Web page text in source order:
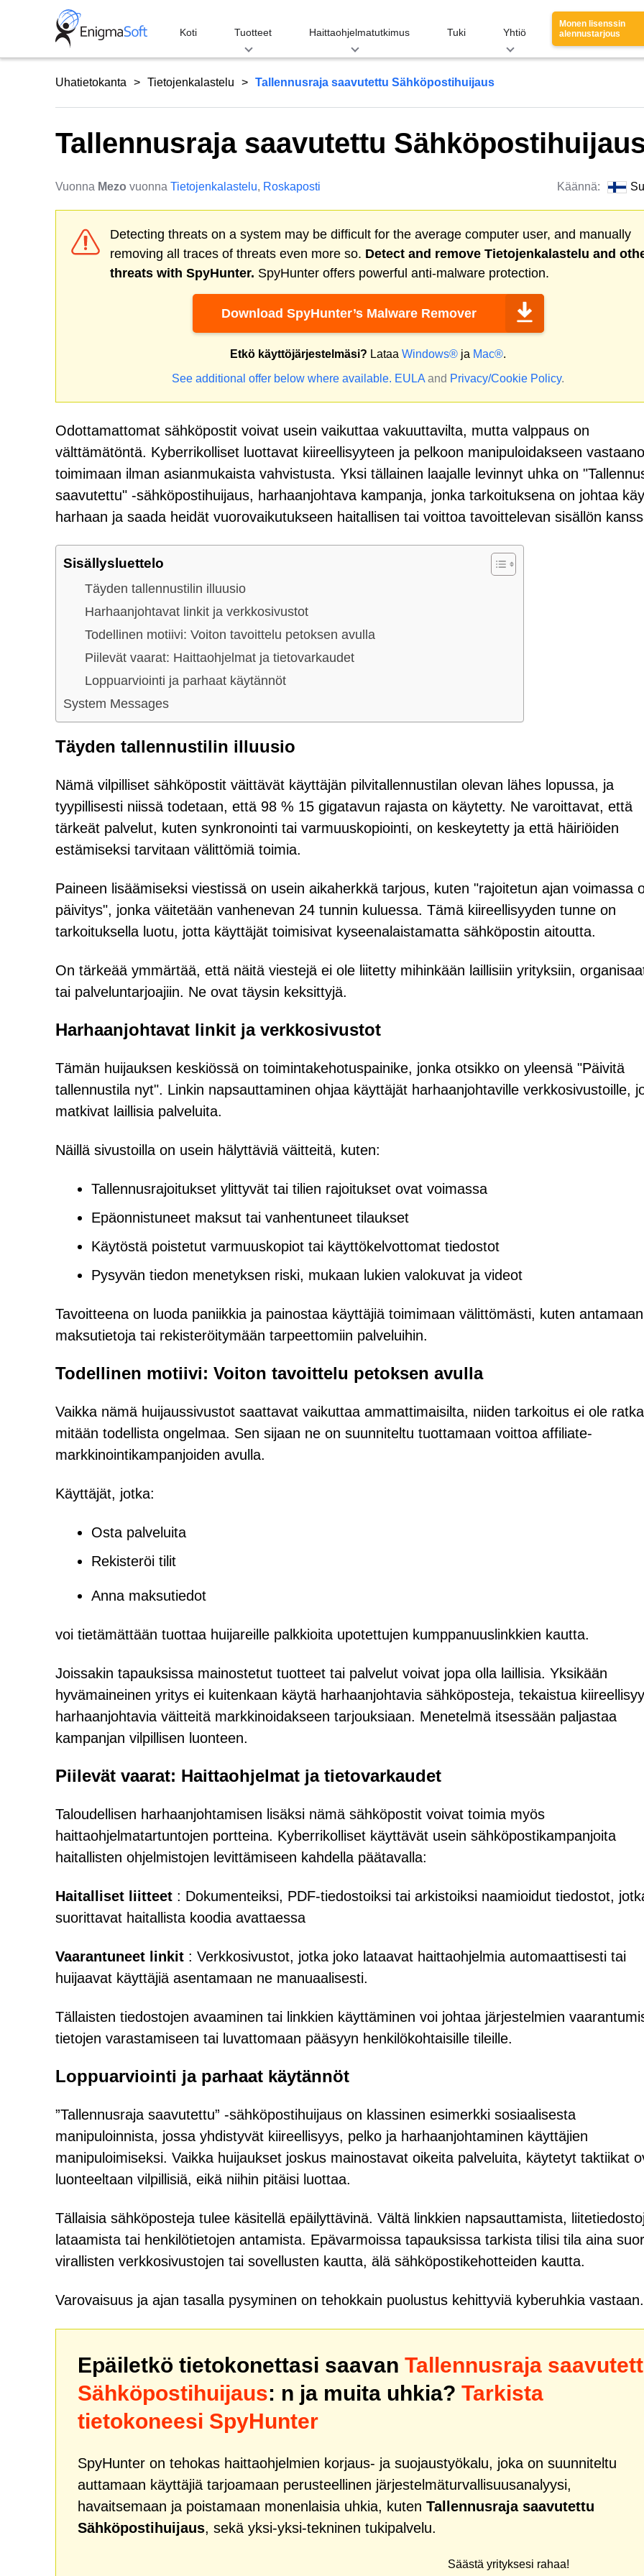
Koti Tuotteet Haittaohjelmatutkimus Tuki Yhtiö
Monen lisenssin
alennustarjous
Uhatietokanta Tietojenkalastelu Tallennusraja saavutettu Sähköpostihuijaus
Tallennusraja saavutettu
Vuonna Mezo vuonna Tietojenkalastelu, Roskaposti Käännä:
Detecting threats on a system may be difficult for the average computer user, and manually
removing all traces of threats even more so. Detect and remove Tietojenkalastelu and
threats with SpyHunter. SpyHunter offers powerful anti-malware protection.
Download SpyHunter’s Malware Remover
Etkö käyttöjärjestelmäsi? Lataa Windows® ja Mac®.
See additional offer below where available. EULA and Privacy/Cookie Policy.
Odottamattomat sähköpostit voivat usein vaikuttaa vakuuttavilta, mutta valppaus on
välttämätöntä. Kyberrikolliset luottavat kiireellisyyteen ja pelkoon manipuloidakseen
toimimaan ilman asianmukaista vahvistusta. Yksi tällainen laajalle levinnyt uhka on
saavutettu" -sähköpostihuijaus, harhaanjohtava kampanja, jonka tarkoituksena on johtaa
harhaan ja saada heidät vuorovaikutukseen haitallisen tai voittoa tavoittelevan sisällön
Sisällysluettelo
Täyden tallennustilin illuusio
Harhaanjohtavat linkit ja verkkosivustot
Todellinen motiivi: Voiton tavoittelu petoksen avulla
Piilevät vaarat: Haittaohjelmat ja tietovarkaudet
Loppuarviointi ja parhaat käytännöt
System Messages
Täyden tallennustilin illuusio
Nämä vilpilliset sähköpostit väittävät käyttäjän pilvitallennustilan olevan lähes lopussa, ja
tyypillisesti niissä todetaan, että 98 % 15 gigatavun rajasta on käytetty. Ne varoittavat, että
tärkeät palvelut, kuten synkronointi tai varmuuskopiointi, on keskeytetty ja että häiriöiden
estämiseksi tarvitaan välittömiä toimia.
Paineen lisäämiseksi viestissä on usein aikaherkkä tarjous, kuten "rajoitetun ajan voimassa
päivitys", jonka väitetään vanhenevan 24 tunnin kuluessa. Tämä kiireellisyyden tunne on
tarkoituksella luotu, jotta käyttäjät toimisivat kyseenalaistamatta sähköpostin aitoutta.
On tärkeää ymmärtää, että näitä viestejä ei ole liitetty mihinkään laillisiin yrityksiin,
tai palveluntarjoajiin. Ne ovat täysin keksittyjä.
Harhaanjohtavat linkit ja verkkosivustot
Tämän huijauksen keskiössä on toimintakehotuspainike, jonka otsikko on yleensä "Päivitä
tallennustila nyt". Linkin napsauttaminen ohjaa käyttäjät harhaanjohtaville verkkosivustoille,
matkivat laillisia palveluita.
Näillä sivustoilla on usein hälyttäviä väitteitä, kuten:
Tallennusrajoitukset ylittyvät tai tilien rajoitukset ovat voimassa
Epäonnistuneet maksut tai vanhentuneet tilaukset
Käytöstä poistetut varmuuskopiot tai käyttökelvottomat tiedostot
Pysyvän tiedon menetyksen riski, mukaan lukien valokuvat ja videot
Tavoitteena on luoda paniikkia ja painostaa käyttäjiä toimimaan välittömästi, kuten antamaan
maksutietoja tai rekisteröitymään tarpeettomiin palveluihin.
Todellinen motiivi: Voiton tavoittelu petoksen avulla
Vaikka nämä huijaussivustot saattavat vaikuttaa ammattimaisilta, niiden tarkoitus ei ole
mitään todellista ongelmaa. Sen sijaan ne on suunniteltu tuottamaan voittoa affiliate-
markkinointikampanjoiden avulla.
Käyttäjät, jotka:
Osta palveluita
Rekisteröi tilit
Anna maksutiedot
voi tietämättään tuottaa huijareille palkkioita upotettujen kumppanuuslinkkien kautta.
Joissakin tapauksissa mainostetut tuotteet tai palvelut voivat jopa olla laillisia. Yksikään
hyvämaineinen yritys ei kuitenkaan käytä harhaanjohtavia sähköposteja, tekaistua
harhaanjohtavia väitteitä markkinoidakseen tarjouksiaan. Menetelmä itsessään paljastaa
kampanjan vilpillisen luonteen.
Piilevät vaarat: Haittaohjelmat ja tietovarkaudet
Taloudellisen harhaanjohtamisen lisäksi nämä sähköpostit voivat toimia myös
haittaohjelmatartuntojen portteina. Kyberrikolliset käyttävät usein sähköpostikampanjoita
haitallisten ohjelmistojen levittämiseen kahdella päätavalla:
Haitalliset liitteet : Dokumenteiksi, PDF-tiedostoiksi tai arkistoiksi naamioidut tiedostot,
suorittavat haitallista koodia avattaessa
Vaarantuneet linkit : Verkkosivustot, jotka joko lataavat haittaohjelmia automaattisesti tai
huijaavat käyttäjiä asentamaan ne manuaalisesti.
Tällaisten tiedostojen avaaminen tai linkkien käyttäminen voi johtaa järjestelmien
tietojen varastamiseen tai luvattomaan pääsyyn henkilökohtaisille tileille.
Loppuarviointi ja parhaat käytännöt
”Tallennusraja saavutettu” -sähköpostihuijaus on klassinen esimerkki sosiaalisesta
manipuloinnista, jossa yhdistyvät kiireellisyys, pelko ja harhaanjohtaminen käyttäjien
manipuloimiseksi. Vaikka huijaukset joskus mainostavat oikeita palveluita, käytetyt taktiikat
luonteeltaan vilpillisiä, eikä niihin pitäisi luottaa.
Tällaisia sähköposteja tulee käsitellä epäilyttävinä. Vältä linkkien napsauttamista,
lataamista tai henkilötietojen antamista. Epävarmoissa tapauksissa tarkista tilisi tila aina
virallisten verkkosivustojen tai sovellusten kautta, älä sähköpostikehotteiden kautta.
Varovaisuus ja ajan tasalla pysyminen on tehokkain puolustus kehittyviä kyberuhkia vastaan.
Epäiletkö tietokonettasi saavan Tallennusraja
Sähköpostihuijaus: n ja muita uhkia? Tarkista
tietokoneesi SpyHunter
SpyHunter on tehokas haittaohjelmien korjaus- ja suojaustyökalu, joka on suunniteltu
auttamaan käyttäjiä tarjoamaan perusteellinen järjestelmäturvallisuusanalyysi,
havaitsemaan ja poistamaan monenlaisia uhkia, kuten Tallennusraja saavutettu
Sähköpostihuijaus, sekä yksi-yksi-tekninen tukipalvelu.
Säästä yrityksesi rahaa!